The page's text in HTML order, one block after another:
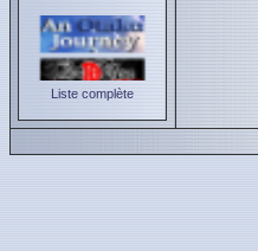
Liste complète